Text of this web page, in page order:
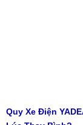
Quy Xe Điện